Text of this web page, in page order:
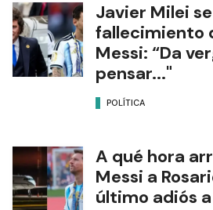
Javier Milei
fallecimiento
Messi: “Da
pensar..."
POLÍTICA
A qué hora
Messi a
último adiós